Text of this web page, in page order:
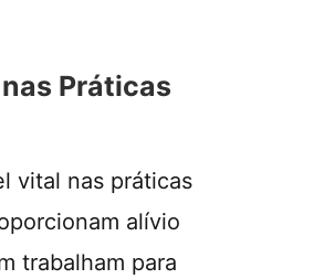
Práticas
vital nas práticas
alívio
trabalham para